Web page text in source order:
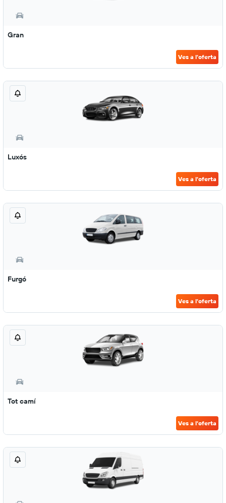
Gran
Ves a l'oferta
Luxós
Ves a l'oferta
Furgó
Ves a l'oferta
Tot camí
Ves a l'oferta